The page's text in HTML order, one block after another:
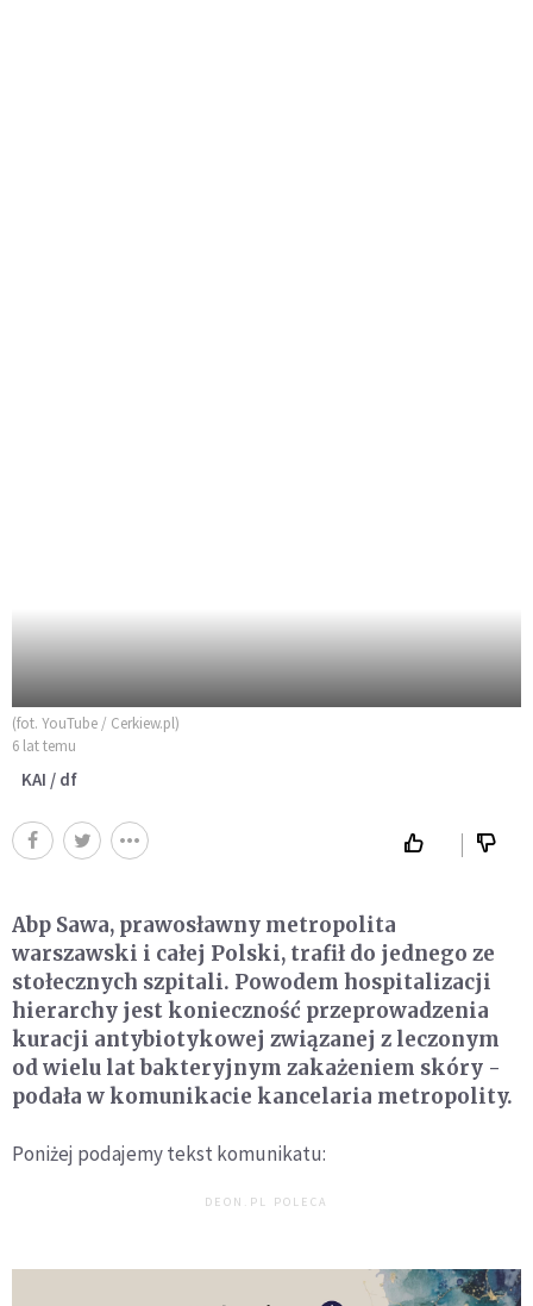
(fot. YouTube / Cerkiew.pl)
6 lat temu
KAI / df
Abp Sawa, prawosławny metropolita
warszawski i całej Polski, trafił do jednego ze
stołecznych szpitali. Powodem hospitalizacji
hierarchy jest konieczność przeprowadzenia
kuracji antybiotykowej związanej z leczonym
od wielu lat bakteryjnym zakażeniem skóry -
podała w komunikacie kancelaria metropolity.
Poniżej podajemy tekst komunikatu:
DEON.PL POLECA